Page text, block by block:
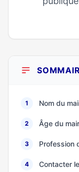
1 Nom du
2 Âge du
3 Profession
4 Contacter